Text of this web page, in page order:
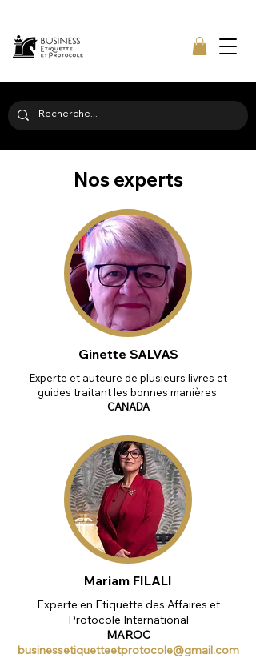
Nos experts
Ginette SALVAS
Experte et auteure de plusieurs livres et
guides traitant les bonnes manières.
CANADA
Mariam FILALI
Experte en Etiquette des Affaires et
Protocole International
MAROC
businessetiquetteetprotocole@gmail.com